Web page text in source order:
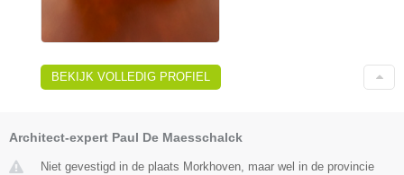
BEKIJK VOLLEDIG PROFIEL
Architect-expert Paul De Maesschalck
Niet gevestigd in de plaats Morkhoven, maar wel in de provincie